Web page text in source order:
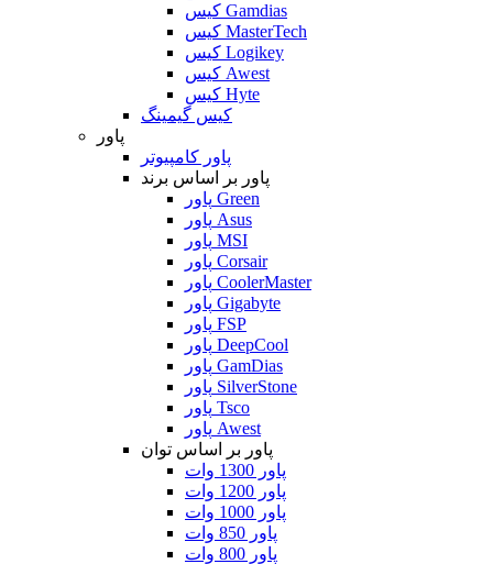
کیس Gamdias
کیس MasterTech
کیس Logikey
کیس Awest
کیس Hyte
کیس گیمینگ
پاور
پاور کامپیوتر
پاور بر اساس برند
پاور Green
پاور Asus
پاور MSI
پاور Corsair
پاور CoolerMaster
پاور Gigabyte
پاور FSP
پاور DeepCool
پاور GamDias
پاور SilverStone
پاور Tsco
پاور Awest
پاور بر اساس توان
پاور 1300 وات
پاور 1200 وات
پاور 1000 وات
پاور 850 وات
پاور 800 وات